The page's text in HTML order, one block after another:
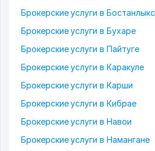
Брокерские услуги в
Брокерские услуги в Бухаре
Брокерские услуги в Пайтуге
Брокерские услуги в Каракуле
Брокерские услуги в Карши
Брокерские услуги в Кибрае
Брокерские услуги в Навои
Брокерские услуги в Намангане